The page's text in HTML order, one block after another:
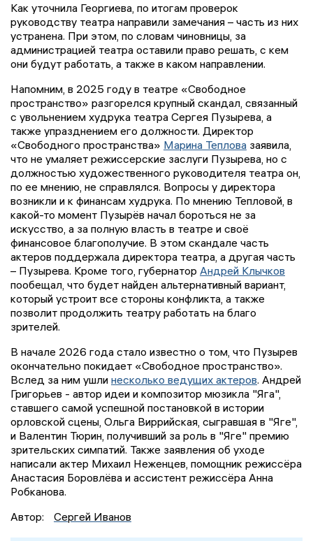
Как уточнила Георгиева, по итогам проверок
руководству театра направили замечания – часть из них
устранена. При этом, по словам чиновницы, за
администрацией театра оставили право решать, с кем
они будут работать, а также в каком направлении.
Напомним, в 2025 году в театре «Свободное
пространство» разгорелся крупный скандал, связанный
с увольнением худрука театра Сергея Пузырева, а
также упразднением его должности. Директор
«Свободного пространства» Марина Теплова заявила,
что не умаляет режиссерские заслуги Пузырева, но с
должностью художественного руководителя театра он,
по ее мнению, не справлялся. Вопросы у директора
возникли и к финансам худрука. По мнению Тепловой, в
какой-то момент Пузырёв начал бороться не за
искусство, а за полную власть в театре и своё
финансовое благополучие. В этом скандале часть
актеров поддержала директора театра, а другая часть
– Пузырева. Кроме того, губернатор Андрей Клычков
пообещал, что будет найден альтернативный вариант,
который устроит все стороны конфликта, а также
позволит продолжить театру работать на благо
зрителей.
В начале 2026 года стало известно о том, что Пузырев
окончательно покидает «Свободное пространство».
Вслед за ним ушли несколько ведущих актеров. Андрей
Григорьев - автор идеи и композитор мюзикла "Яга",
ставшего самой успешной постановкой в истории
орловской сцены, Ольга Виррийская, сыгравшая в "Яге",
и Валентин Тюрин, получивший за роль в "Яге" премию
зрительских симпатий. Также заявления об уходе
написали актер Михаил Неженцев, помощник режиссёра
Анастасия Боровлёва и ассистент режиссёра Анна
Робканова.
Автор:
Сергей Иванов